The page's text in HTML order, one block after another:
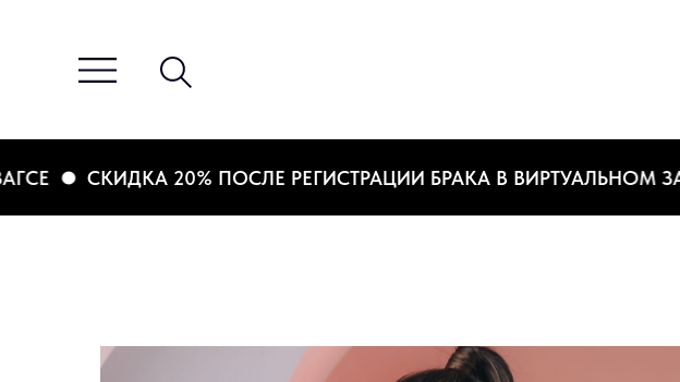
СКИДКА 20% ПОСЛЕ РЕГИСТРАЦИИ БРАКА В ВИРТУАЛЬНОМ ЗАГСЕ